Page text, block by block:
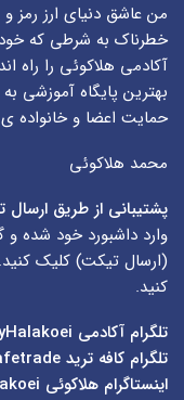
من عاشق دنیای ارز رمز
خطرناک به شرطی که
آکادمی هلاکوئی را راه
بهترین پایگاه آموزشی
حمایت اعضا و خانواده
محمد هلاکوئی
پشتیبانی از طریق
وارد داشبورد خود شده و
(ارسال تیکت) کلیک
کنید.
تلگرام آکادمی
تلگرام کافه ترید
اینستاگرام هلاکوئی